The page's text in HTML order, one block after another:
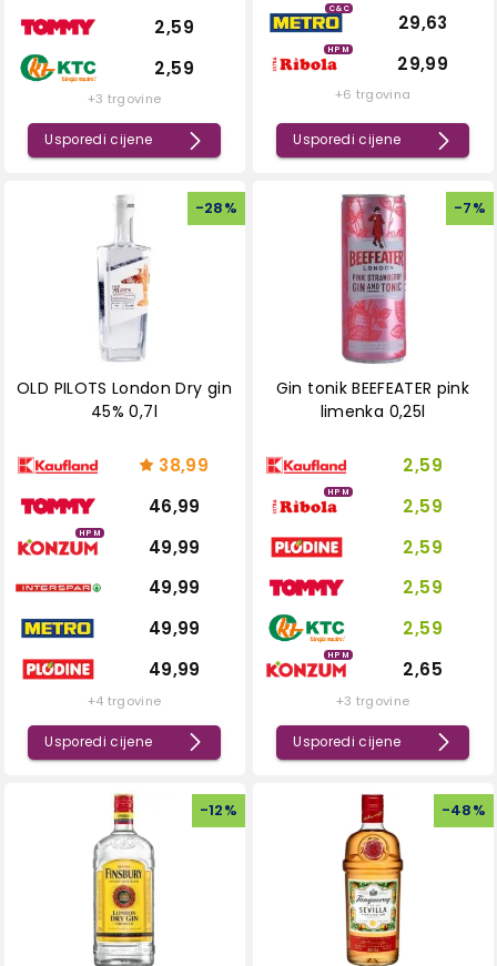
2,59
2,59
+3 trgovine
Usporedi cijene
C&C
29,63
HPM
29,99
+6 trgovina
Usporedi cijene
-28%
OLD PILOTS London Dry gin
45% 0,7l
38,99
46,99
HPM
49,99
49,99
49,99
49,99
+4 trgovine
Usporedi cijene
-7%
Gin tonik BEEFEATER pink
limenka 0,25l
2,59
HPM
2,59
2,59
2,59
2,59
HPM
2,65
+3 trgovine
Usporedi cijene
-12% -48%